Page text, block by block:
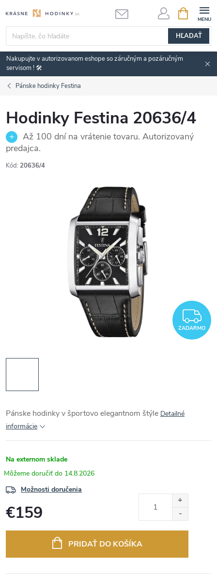
na
obsah
HĽADAŤ
KOŠÍK
Nakupujte v autorizovanom eshope so záručným a pozáručným
servisom ! 🛠️
Pánske hodinky Festina
Hodinky Festina 20636/4
Až 100 dní na vrátenie tovaru. Autorizovaný
predajca.
Kód: 20636/4
ZADARMO
Pánske hodinky v športovo elegantnom štýle Detailné
informácie
Na externom sklade
14.8.2026
Možnosti doručenia
€159
PRIDAŤ DO KOŠÍKA